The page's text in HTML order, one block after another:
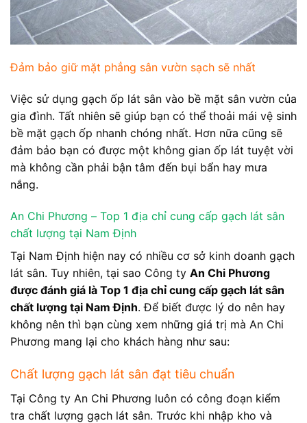
Đảm bảo giữ mặt phẳng sân vườn sạch sẽ nhất
Việc sử dụng gạch ốp lát sân vào bề mặt sân vườn của
gia đình. Tất nhiên sẽ giúp bạn có thể thoải mái vệ sinh
bề mặt gạch ốp nhanh chóng nhất. Hơn nữa cũng sẽ
đảm bảo bạn có được một không gian ốp lát tuyệt vời
mà không cần phải bận tâm đến bụi bẩn hay mưa
nắng.
An Chi Phương – Top 1 địa chỉ cung cấp gạch lát sân
chất lượng tại Nam Định
Tại Nam Định hiện nay có nhiều cơ sở kinh doanh gạch
lát sân. Tuy nhiên, tại sao Công ty An Chi Phương
được đánh giá là Top 1 địa chỉ cung cấp gạch lát sân
chất lượng tại Nam Định. Để biết được lý do nên hay
không nên thì bạn cùng xem những giá trị mà An Chi
Phương mang lại cho khách hàng như sau:
Chất lượng gạch lát sân đạt tiêu chuẩn
Tại Công ty An Chi Phương luôn có công đoạn kiểm
tra chất lượng gạch lát sân. Trước khi nhập kho và